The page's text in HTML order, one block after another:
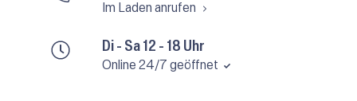
Di - Sa 12 - 18 Uhr
Online 24/7 geöffnet
Im Laden anrufen